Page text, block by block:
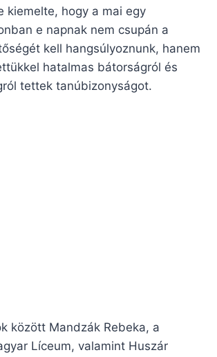
kiemelte, hogy a mai egy
e napnak nem csupán a
kell hangsúlyoznunk, hanem
hatalmas bátorságról és
tettek tanúbizonyságot.
között Mandzák Rebeka, a
Líceum, valamint Huszár